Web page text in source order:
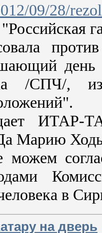
09/28/
/СПЧ/,
ИТАР-
Марию
можем
в
на дверь